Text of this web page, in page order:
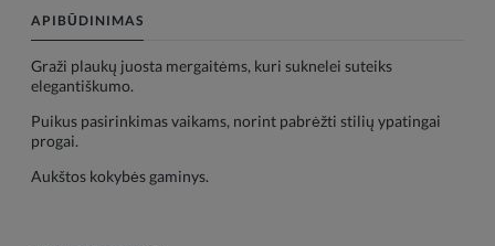
APIBŪDINIMAS
Graži plaukų juosta mergaitėms, kuri suknelei suteiks
elegantiškumo.
Puikus pasirinkimas vaikams, norint pabrėžti stilių ypatingai
progai.
Aukštos kokybės gaminys.